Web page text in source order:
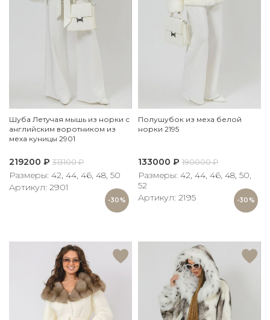
-30%
Шуба Летучая мышь из норки с
английским воротником из
меха куницы 2901
219200 ₽ 313100₽
Размеры: 42, 44, 46, 48, 50
Артикул: 2901
-30%
Полушубок из меха белой
норки 2195
133000 ₽ 190000₽
Размеры: 42, 44, 46, 48, 50,
52
Артикул: 2195